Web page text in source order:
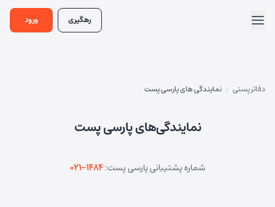
رهگیری ورود
دفاتر پستی / نمایندگی های پارسی پست
نمایندگی‌های پارسی پست
شماره پشتیبانی پارسی پست:۰۲۱-۱۴۸۴